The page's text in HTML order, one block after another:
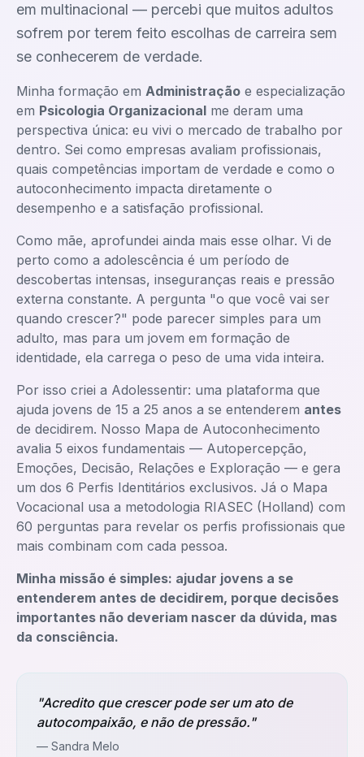
em multinacional — percebi que muitos adultos
sofrem por terem feito escolhas de carreira sem
se conhecerem de verdade.
Minha formação em Administração e especialização
em Psicologia Organizacional me deram uma
perspectiva única: eu vivi o mercado de trabalho por
dentro. Sei como empresas avaliam profissionais,
quais competências importam de verdade e como o
autoconhecimento impacta diretamente o
desempenho e a satisfação profissional.
Como mãe, aprofundei ainda mais esse olhar. Vi de
perto como a adolescência é um período de
descobertas intensas, inseguranças reais e pressão
externa constante. A pergunta "o que você vai ser
quando crescer?" pode parecer simples para um
adulto, mas para um jovem em formação de
identidade, ela carrega o peso de uma vida inteira.
Por isso criei a Adolessentir: uma plataforma que
ajuda jovens de 15 a 25 anos a se entenderem antes
de decidirem. Nosso Mapa de Autoconhecimento
avalia 5 eixos fundamentais — Autopercepção,
Emoções, Decisão, Relações e Exploração — e gera
um dos 6 Perfis Identitários exclusivos. Já o Mapa
Vocacional usa a metodologia RIASEC (Holland) com
60 perguntas para revelar os perfis profissionais que
mais combinam com cada pessoa.
Minha missão é simples: ajudar jovens a se
entenderem antes de decidirem, porque decisões
importantes não deveriam nascer da dúvida, mas
da consciência.
"Acredito que crescer pode ser um ato de
autocompaixão, e não de pressão."
— Sandra Melo